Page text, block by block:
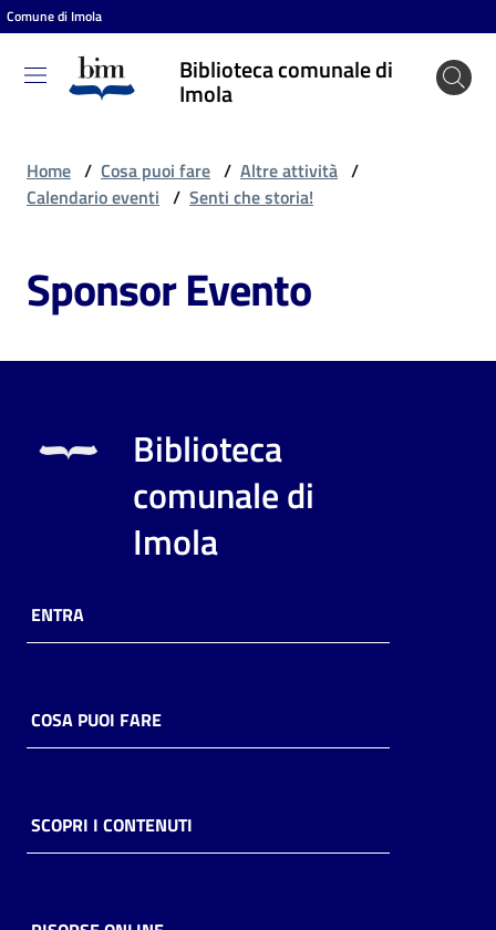
Vai al contenuto
Vai alla navigazione
Vai al footer
Comune di Imola
Biblioteca comunale di
Imola
Biblioteca
comunale
puoi
Risorse
online
Casa
Piani
Home / Cosa puoi fare / Altre attività /
Calendario eventi / Senti che storia!
Sponsor Evento
Biblioteca
comunale di
Imola
ENTRA
COSA PUOI FARE
SCOPRI I CONTENUTI